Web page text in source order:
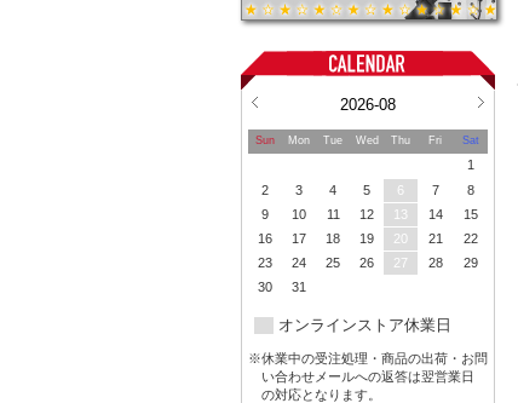
2026-08
Sun Mon Tue Wed Thu Fri Sat
1
2
3 4 5 6 7
8
9
10 11 12 13 14
15
16
17 18 19 20 21
22
23
24 25 26 27 28
29
30
31
オンラインストア休業日
※休業中の受注処理・商品の出荷・お問
い合わせメールへの返答は翌営業日
の対応となります。